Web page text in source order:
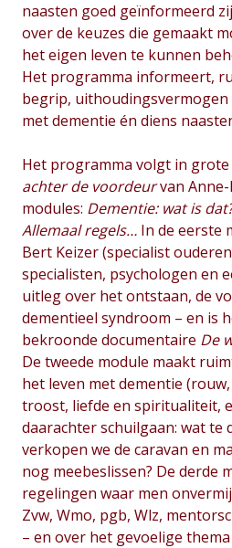
naasten goed geïnformeerd
over de keuzes die gemaakt
het eigen leven te kunnen
Het programma informeert,
begrip,
met dementie én diens
Het programma volgt in
achter de voordeurvan
modules: Dementie: wat is
Allemaal regels… In de eerste
Bert Keizer (specialist
specialisten, psychologen en
uitleg over het ontstaan, de
dementieel syndroom – en is
bekroonde documentaire De
De tweede module maakt
het leven met dementie
troost, liefde en spiritualiteit,
daarachter schuilgaan: wat
verkopen we de caravan en
nog meebeslissen? De derde
regelingen waar men
Zvw, Wmo, pgb, Wlz,
– en over het gevoelige